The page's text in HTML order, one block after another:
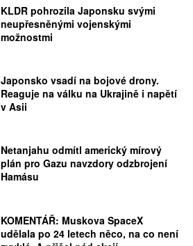
KLDR pohrozila Japonsku svými
neupřesněnými vojenskými
možnostmi
Japonsko vsadí na bojové drony.
Reaguje na válku na Ukrajině i napětí
v Asii
Netanjahu odmítl americký mírový
plán pro Gazu navzdory odzbrojení
Hamásu
KOMENTÁŘ: Muskova SpaceX
udělala po 24 letech něco, na co není